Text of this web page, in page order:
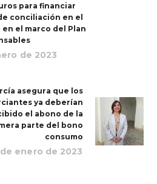
para financiar
conciliación en el
el marco del Plan
de 2023
asegura que los
ya deberían
el abono de la
parte del bono
consumo
enero de 2023